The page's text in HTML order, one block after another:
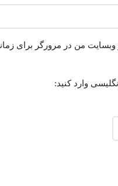
وبسایت من در مرورگر برای
وارد کنید: